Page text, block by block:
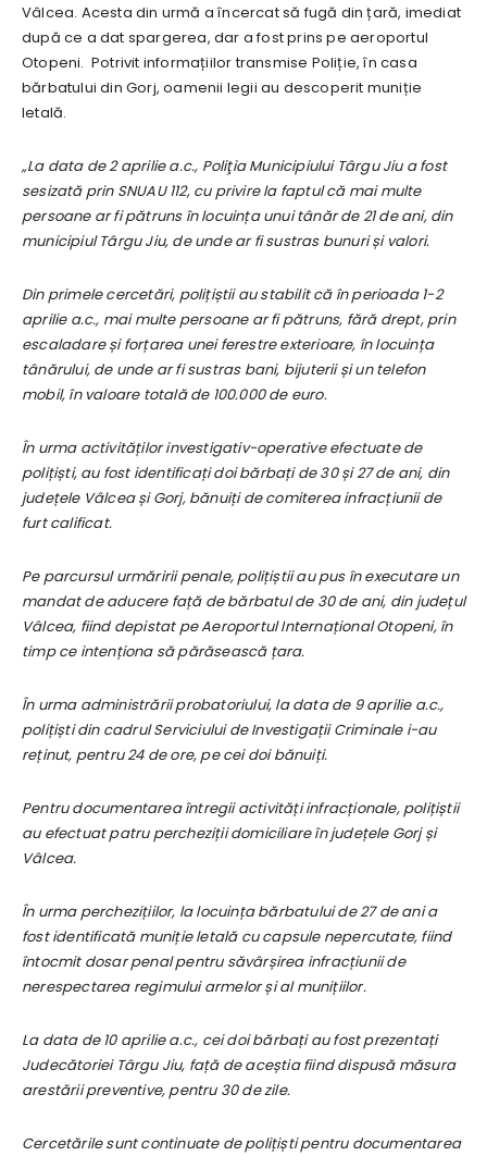
Vâlcea. Acesta din urmă a încercat să fugă din țară, imediat
după ce a dat spargerea, dar a fost prins pe aeroportul
Otopeni. Potrivit informațiilor transmise Poliție, în casa
bărbatului din Gorj, oamenii legii au descoperit muniție
letală.
„La data de 2 aprilie a.c., Poliţia Municipiului Târgu Jiu a fost
sesizată prin SNUAU 112, cu privire la faptul că mai multe
persoane ar fi pătruns în locuința unui tânăr de 21 de ani, din
municipiul Târgu Jiu, de unde ar fi sustras bunuri și valori.
Din primele cercetări, polițiștii au stabilit că în perioada 1-2
aprilie a.c., mai multe persoane ar fi pătruns, fără drept, prin
escaladare și forțarea unei ferestre exterioare, în locuința
tânărului, de unde ar fi sustras bani, bijuterii și un telefon
mobil, în valoare totală de 100.000 de euro.
În urma activităților investigativ-operative efectuate de
polițiști, au fost identificați doi bărbați de 30 și 27 de ani, din
județele Vâlcea și Gorj, bănuiți de comiterea infracțiunii de
furt calificat.
Pe parcursul urmăririi penale, polițiștii au pus în executare un
mandat de aducere față de bărbatul de 30 de ani, din județul
Vâlcea, fiind depistat pe Aeroportul Internațional Otopeni, în
timp ce intenționa să părăsească țara.
În urma administrării probatoriului, la data de 9 aprilie a.c.,
polițiști din cadrul Serviciului de Investigații Criminale i-au
reținut, pentru 24 de ore, pe cei doi bănuiți.
Pentru documentarea întregii activități infracționale, polițiștii
au efectuat patru percheziții domiciliare în județele Gorj și
Vâlcea.
În urma perchezițiilor, la locuința bărbatului de 27 de ani a
fost identificată muniție letală cu capsule nepercutate, fiind
întocmit dosar penal pentru săvârșirea infracțiunii de
nerespectarea regimului armelor și al munițiilor.
La data de 10 aprilie a.c., cei doi bărbați au fost prezentați
Judecătoriei Târgu Jiu, față de aceștia fiind dispusă măsura
arestării preventive, pentru 30 de zile.
Cercetările sunt continuate de polițiști pentru documentarea